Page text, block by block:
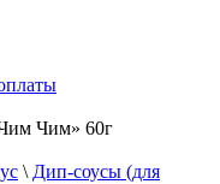
Чим» 60г
\ Дип-соусы (для